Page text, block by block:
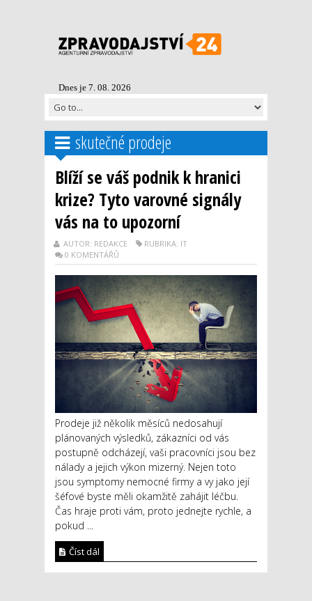
Dnes je 7. 08. 2026
skutečné prodeje
Blíží se váš podnik k hranici
krize? Tyto varovné signály
vás na to upozorní
AUTOR: REDAKCE
RUBRIKA: IT
0 KOMENTÁŘŮ
Prodeje již několik měsíců nedosahují
plánovaných výsledků, zákazníci od vás
postupně odcházejí, vaši pracovníci jsou bez
nálady a jejich výkon mizerný. Nejen toto
jsou symptomy nemocné firmy a vy jako její
šéfové byste měli okamžitě zahájit léčbu.
Čas hraje proti vám, proto jednejte rychle, a
pokud ...
Číst dál